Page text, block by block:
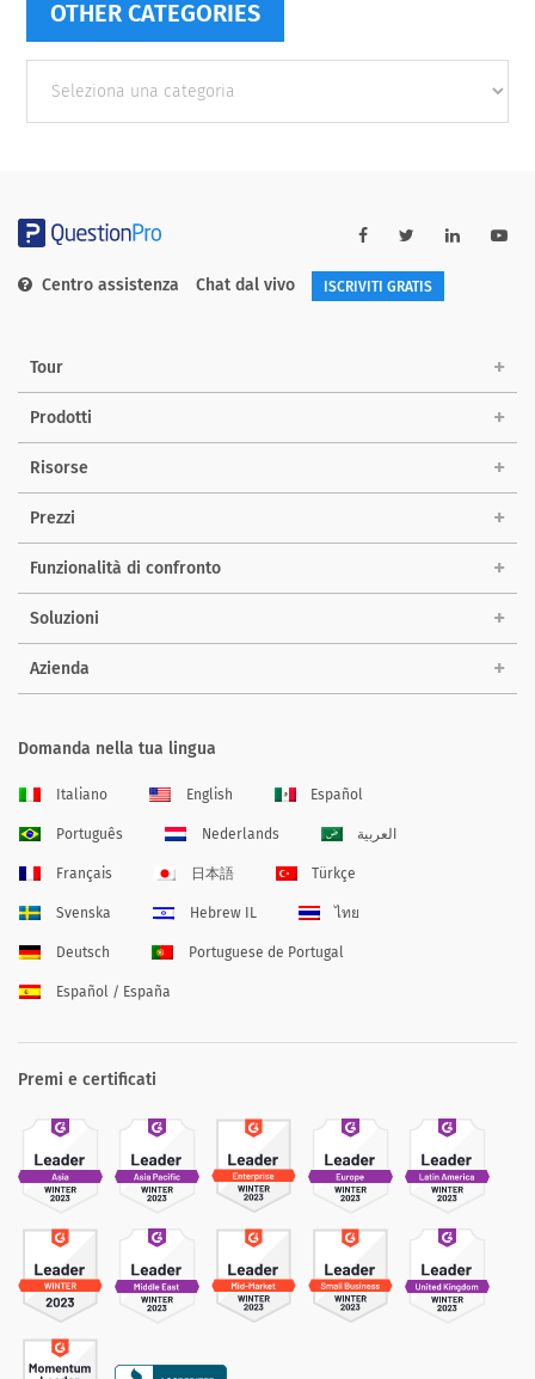
OTHER CATEGORIES
categories
Centro assistenza Chat dal vivo ISCRIVITI GRATIS
Tour
Prodotti
Risorse
Prezzi
Funzionalità di confronto
Soluzioni
Azienda
Domanda nella tua lingua
Italiano English Español
Português Nederlands العربية
Français 日本語 Türkçe
Svenska Hebrew IL ไทย
Deutsch Portuguese de Portugal
Español / España
Premi e certificati